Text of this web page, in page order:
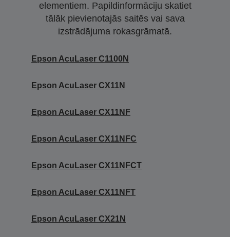
elementiem. Papildinformāciju skatiet
tālāk pievienotajās saitēs vai sava
izstrādājuma rokasgrāmatā.
Epson AcuLaser C1100N
Epson AcuLaser CX11N
Epson AcuLaser CX11NF
Epson AcuLaser CX11NFC
Epson AcuLaser CX11NFCT
Epson AcuLaser CX11NFT
Epson AcuLaser CX21N